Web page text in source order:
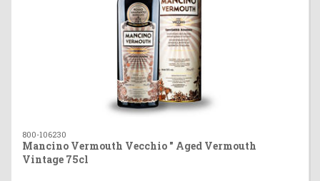
800-106230
Mancino Vermouth Vecchio " Aged Vermouth
Vintage 75cl